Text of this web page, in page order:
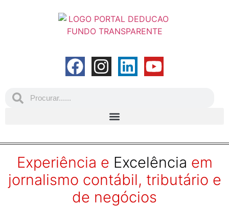
Experiência e Excelência em
jornalismo contábil, tributário e
de negócios